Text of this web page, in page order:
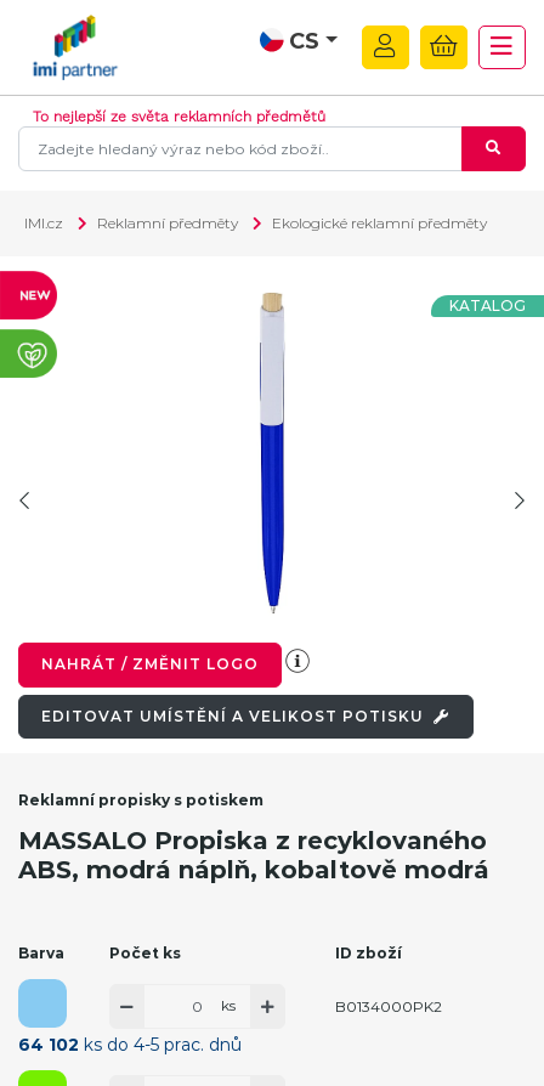
CS
To nejlepší ze světa reklamních předmětů
IMI.cz Reklamní předměty Ekologické reklamní předměty
KATALOG
NAHRÁT / ZMĚNIT LOGO
EDITOVAT UMÍSTĚNÍ A VELIKOST POTISKU
Reklamní propisky s potiskem
MASSALO Propiska z recyklovaného
ABS, modrá náplň, kobaltově modrá
Barva Počet ks ID zboží
64 102 ks do 4-5 prac. dnů
ks B0134000PK2